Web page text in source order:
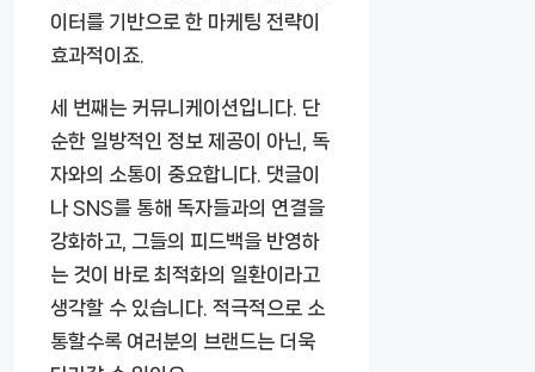
이터를 기반으로 한 마케팅 전략이
효과적이죠.
세 번째는 커뮤니케이션입니다. 단
순한 일방적인 정보 제공이 아닌, 독
자와의 소통이 중요합니다. 댓글이
나 SNS를 통해 독자들과의 연결을
강화하고, 그들의 피드백을 반영하
는 것이 바로 최적화의 일환이라고
생각할 수 있습니다. 적극적으로 소
통할수록 여러분의 브랜드는 더욱